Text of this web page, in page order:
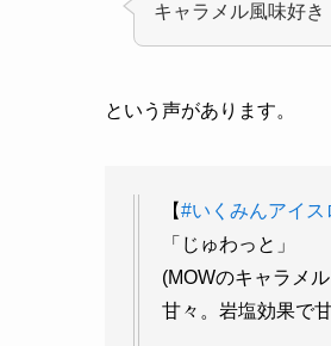
キャラメル風味好き
という声があります。
【#いくみんアイス
「じゅわっと」
(MOWのキャラメ
甘々。岩塩効果で